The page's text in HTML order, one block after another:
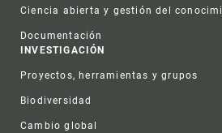
Ciencia abierta y gestión del
Documentación
INVESTIGACIÓN
Proyectos, herramientas y grupos
Biodiversidad
Cambio global